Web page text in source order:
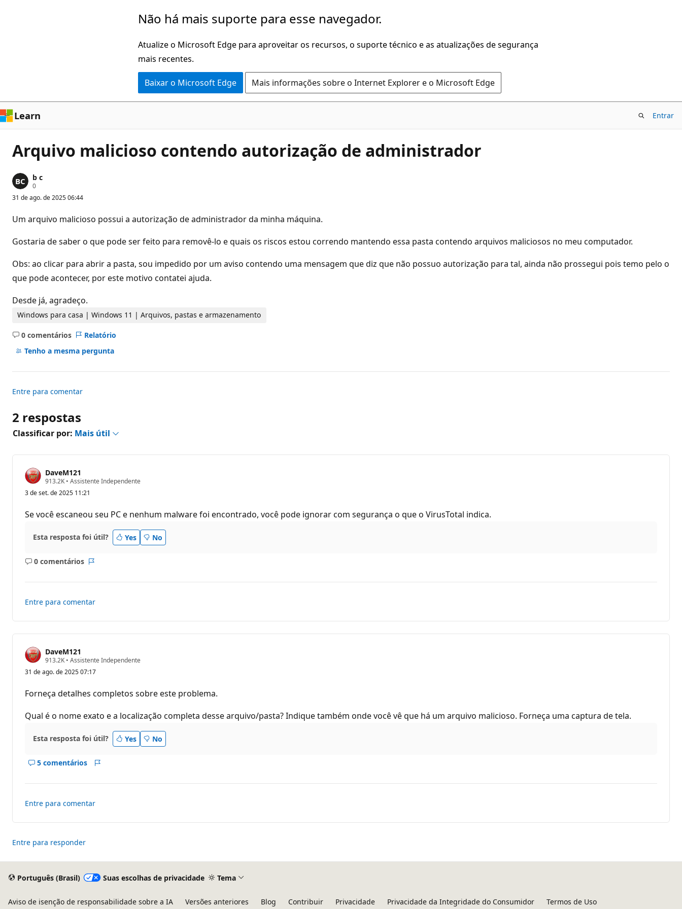
Não há mais suporte para esse navegador.
Atualize o Microsoft Edge para aproveitar os recursos, o suporte técnico e as atualizações de segurança
mais recentes.
Baixar o Microsoft Edge Mais informações sobre o Internet Explorer e o Microsoft Edge
Learn Entrar
Arquivo malicioso contendo autorização de administrador
b c
0P
n
o
s
e
r
p
u
t
ã
o
31 de ago. de 2025 06:44
Um arquivo malicioso possui a autorização de administrador da minha máquina.
Gostaria de saber o que pode ser feito para removê-lo e quais os riscos estou correndo mantendo essa pasta contendo arquivos maliciosos no meu computador.
Obs: ao clicar para abrir a pasta, sou impedido por um aviso contendo uma mensagem que diz que não possuo autorização para tal, ainda não prossegui pois temo pelo o
que pode acontecer, por este motivo contatei ajuda.
Desde já, agradeço.
Windows para casa | Windows 11 | Arquivos, pastas e armazenamento
0 comentários
Sem
comentários
Relatório
Tenho a mesma pergunta
Entre para comentar
2 respostas
Classificar por: Mais útil
DaveM121
913.2K P
n
o
s
e
r
p
u
o
• Assistente Independente
3 de set. de 2025 11:21
Se você escaneou seu PC e nenhum malware foi encontrado, você pode ignorar com segurança o que o VirusTotal indica.
Esta resposta foi útil? Yes No
0 comentários
Sem
Entre para comentar
DaveM121
913.2K P
n
o
s
e
r
p
u
a
ç
o
• Assistente Independente
31 de ago. de 2025 07:17
Forneça detalhes completos sobre este problema.
Qual é o nome exato e a localização completa desse arquivo/pasta? Indique também onde você vê que há um arquivo malicioso. Forneça uma captura de tela.
Esta resposta foi útil? Yes No
5 comentários
Mostrar
resposta
Entre para comentar
Entre para responder
Português (Brasil) Suas escolhas de privacidade Tema
Aviso de isenção de responsabilidade sobre a IA Versões anteriores Blog Contribuir Privacidade Privacidade da Integridade do Consumidor Termos de Uso